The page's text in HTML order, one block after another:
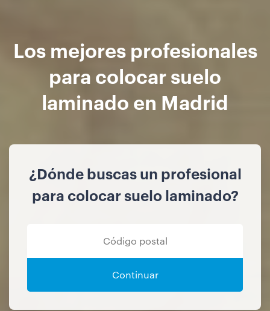
Los mejores profesionales
para colocar suelo
laminado en Madrid
¿Dónde buscas un profesional
para colocar suelo laminado?
Continuar